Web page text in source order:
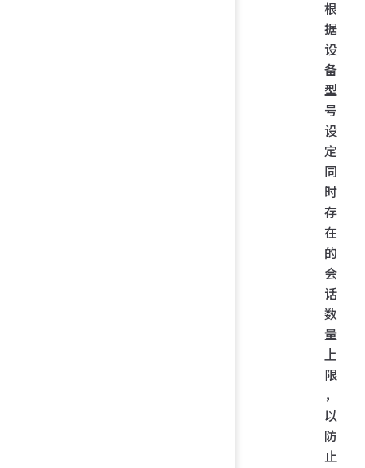
根
据
设
备
型
号
设
定
同
时
存
在
的
会
话
数
量
上
限
，
以
防
止